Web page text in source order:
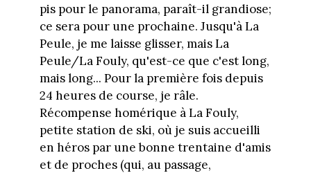
pis pour le panorama, paraît-il grandiose;
ce sera pour une prochaine. Jusqu'à La
Peule, je me laisse glisser, mais La
Peule/La Fouly, qu'est-ce que c'est long,
mais long... Pour la première fois depuis
24 heures de course, je râle.
Récompense homérique à La Fouly,
petite station de ski, où je suis accueilli
en héros par une bonne trentaine d'amis
et de proches (qui, au passage,